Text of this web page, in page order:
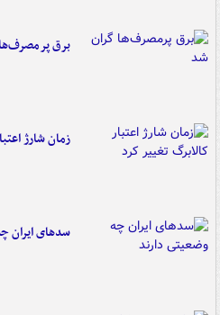
برق
زمان شارژ
سدهای ایران